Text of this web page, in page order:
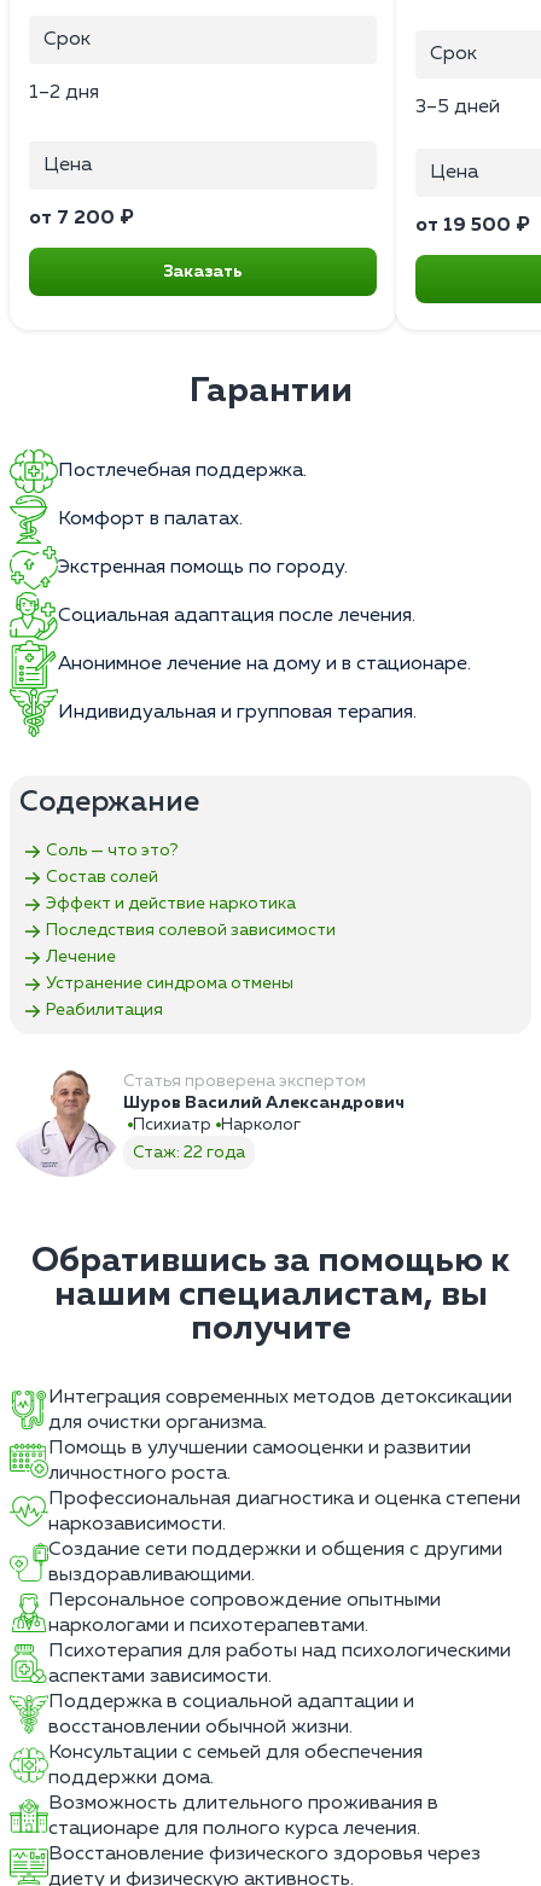
Срок
1–2 дня
Цена
от 7 200 ₽
Заказать
Срок
3–5 дней
Цена
от 19 500 ₽
Гарантии
Постлечебная поддержка.
Комфорт в палатах.
Экстренная помощь по городу.
Социальная адаптация после лечения.
Анонимное лечение на дому и в стационаре.
Индивидуальная и групповая терапия.
Содержание
Соль — что это?
Состав солей
Эффект и действие наркотика
Последствия солевой зависимости
Лечение
Устранение синдрома отмены
Реабилитация
Статья проверена экспертом
Шуров Василий Александрович
Психиатр
Нарколог
Стаж: 22 года
Обратившись за помощью к
нашим специалистам, вы
получите
Интеграция современных методов детоксикации
для очистки организма.
Помощь в улучшении самооценки и развитии
личностного роста.
Профессиональная диагностика и оценка степени
наркозависимости.
Создание сети поддержки и общения с другими
выздоравливающими.
Персональное сопровождение опытными
наркологами и психотерапевтами.
Психотерапия для работы над психологическими
аспектами зависимости.
Поддержка в социальной адаптации и
восстановлении обычной жизни.
Консультации с семьей для обеспечения
поддержки дома.
Возможность длительного проживания в
стационаре для полного курса лечения.
Восстановление физического здоровья через
диету и физическую активность.